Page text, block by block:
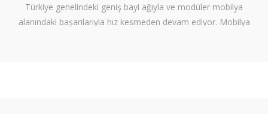
Türkiye genelindeki geniş bayi ağıyla ve modüler mobilya
alanındaki başarılarıyla hız kesmeden devam ediyor. Mobilya